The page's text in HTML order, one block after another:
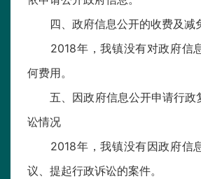
四、政府信息公开的收费及减
2018年，我镇没有对政府信
何费用。
五、因政府信息公开申请行政
讼情况
2018年，我镇没有因政府信
议、提起行政诉讼的案件。